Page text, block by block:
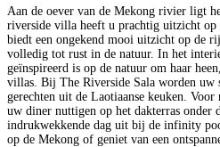
Aan de oever van de Mekong rivier ligt
riverside villa heeft u prachtig uitzicht
biedt een ongekend mooi uitzicht op de
volledig tot rust in de natuur. In het
geïnspireerd is op de natuur om haar
villas. Bij The Riverside Sala worden uw
gerechten uit de Laotiaanse keuken.
uw diner nuttigen op het dakterras onder
indrukwekkende dag uit bij de infinity
op de Mekong of geniet van een